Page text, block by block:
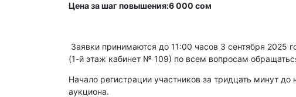
Цена за шаг повышения:6 000 сом
Заявки принимаются до 11:00 часов 3 сентября 2025
(1-й этаж кабинет № 109) по всем вопросам
Начало регистрации участников за тридцать минут
аукциона.